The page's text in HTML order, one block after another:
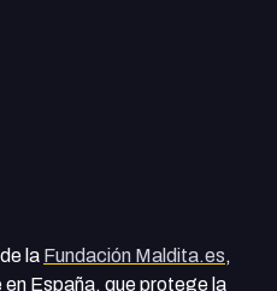
la Fundación Maldita.es,
en España, que protege la